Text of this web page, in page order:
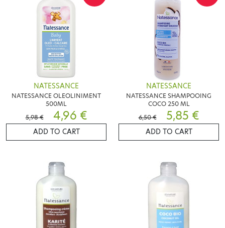
NATESSANCE
NATESSANCE OLEOLINIMENT
500ML
5,98 €
4,96 €
ADD TO CART
NATESSANCE
NATESSANCE SHAMPOOING
COCO 250 ML
6,50 €
5,85 €
ADD TO CART